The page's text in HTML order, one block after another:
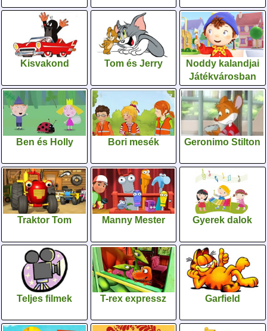
Kisvakond Tom és Jerry
Noddy kalandjai
Játékvárosban
Ben és Holly Bori mesék Geronimo Stilton
Traktor Tom Manny Mester Gyerek dalok
Teljes filmek T-rex expressz Garfield